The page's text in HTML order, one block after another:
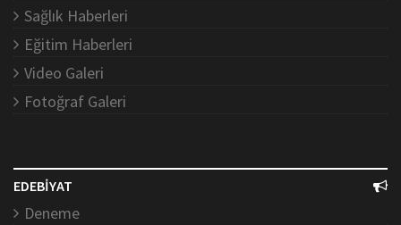
Sağlık Haberleri
Eğitim Haberleri
Video Galeri
Fotoğraf Galeri
EDEBİYAT
Deneme